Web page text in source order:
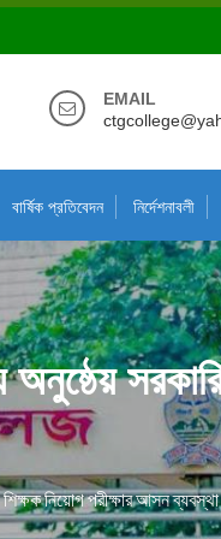
EMAIL
বার্ষিক প্রতিবেদন নির্দেশনাবলী
সরকারি
নিয়োগ পরীক্ষার আসন ব্যবস্থা